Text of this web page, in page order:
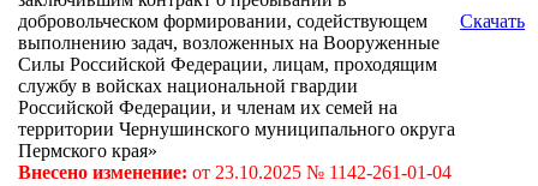
добровольческом формировании, содействующем
выполнению задач, возложенных на Вооруженные
Силы Российской Федерации, лицам, проходящим
службу в войсках национальной гвардии
Российской Федерации, и членам их семей на
территории Чернушинского муниципального округа
Пермского края»
Внесено изменение: от 23.10.2025 № 1142-261-01-04
Скачать